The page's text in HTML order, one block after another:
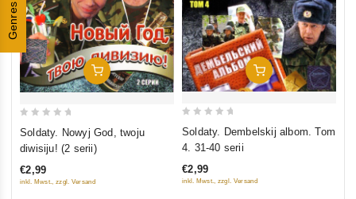
Genres
In Den Warenkorb
5
Soldaty. Nowyj God, twoju
diwisiju! (2 serii)
€2,99
inkl. Mwst., zzgl. Versand
In Den Warenkorb
5
Soldaty. Dembelskij albom. Tom
4. 31-40 serii
€2,99
inkl. Mwst., zzgl. Versand